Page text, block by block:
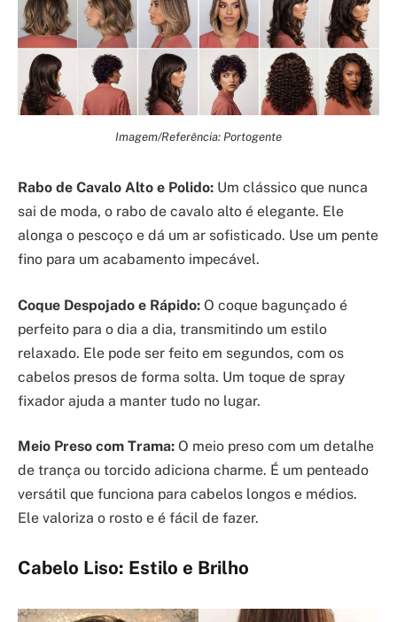
Imagem/Referência: Portogente
Rabo de Cavalo Alto e Polido: Um clássico que nunca
sai de moda, o rabo de cavalo alto é elegante. Ele
alonga o pescoço e dá um ar sofisticado. Use um pente
fino para um acabamento impecável.
Coque Despojado e Rápido: O coque bagunçado é
perfeito para o dia a dia, transmitindo um estilo
relaxado. Ele pode ser feito em segundos, com os
cabelos presos de forma solta. Um toque de spray
fixador ajuda a manter tudo no lugar.
Meio Preso com Trama: O meio preso com um detalhe
de trança ou torcido adiciona charme. É um penteado
versátil que funciona para cabelos longos e médios.
Ele valoriza o rosto e é fácil de fazer.
Cabelo Liso: Estilo e Brilho